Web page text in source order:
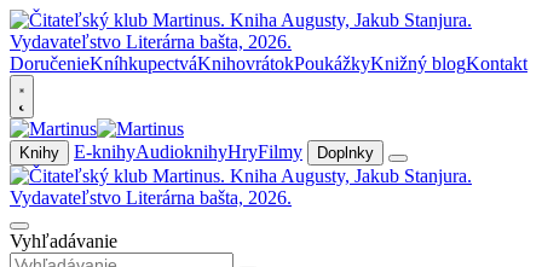
DoručenieKníhkupectváKnihovrátokPoukážkyKnižný blogKontakt
Knihy E-knihyAudioknihyHryFilmy Doplnky
Vyhľadávanie